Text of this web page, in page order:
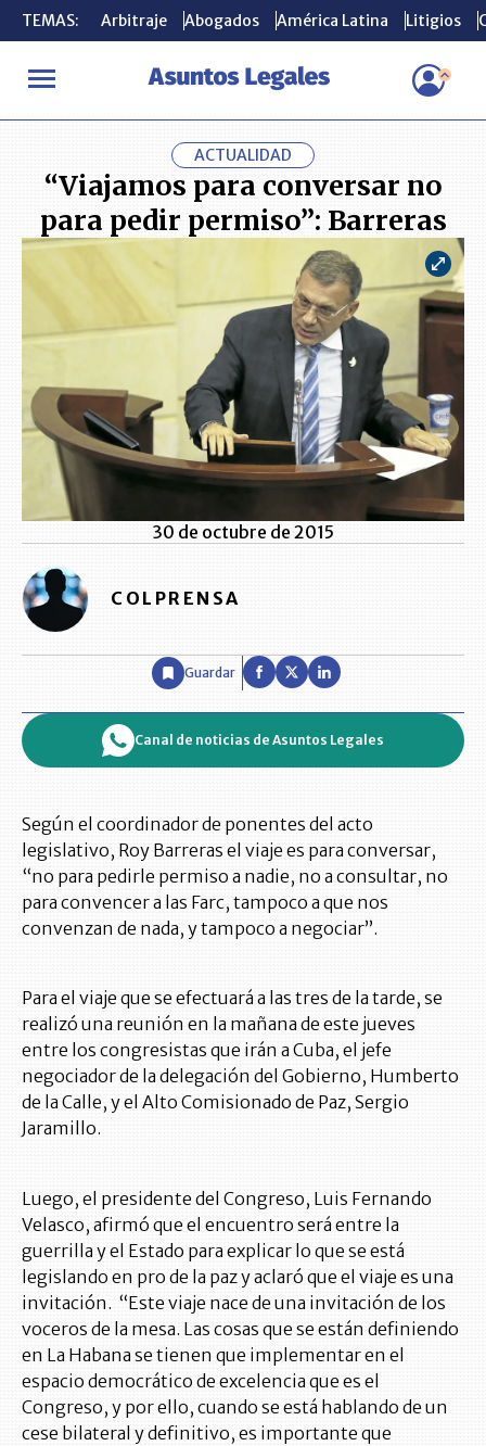
TEMAS: Arbitraje Abogados América Latina Litigios
INICIO ACTUALIDAD “Viajamos para conversar no para pedir
TEMAS: Arbitraje Abogados América Latina Litigios
ACTUALIDAD
“Viajamos para conversar no
para pedir permiso”: Barreras
30 de octubre de 2015
COLPRENSA
Guardar
Canal de noticias de Asuntos Legales
Según el coordinador de ponentes del acto
legislativo, Roy Barreras el viaje es para conversar,
“no para pedirle permiso a nadie, no a consultar, no
para convencer a las Farc, tampoco a que nos
convenzan de nada, y tampoco a negociar”.
Para el viaje que se efectuará a las tres de la tarde, se
realizó una reunión en la mañana de este jueves
entre los congresistas que irán a Cuba, el jefe
negociador de la delegación del Gobierno, Humberto
de la Calle, y el Alto Comisionado de Paz, Sergio
Jaramillo.
Luego, el presidente del Congreso, Luis Fernando
Velasco, afirmó que el encuentro será entre la
guerrilla y el Estado para explicar lo que se está
legislando en pro de la paz y aclaró que el viaje es una
invitación. “Este viaje nace de una invitación de los
voceros de la mesa. Las cosas que se están definiendo
en La Habana se tienen que implementar en el
espacio democrático de excelencia que es el
Congreso, y por ello, cuando se está hablando de un
cese bilateral y definitivo, es importante que